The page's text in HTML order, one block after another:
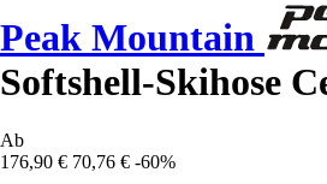
Peak Mountain
Softshell-Skihose
Ab
176,90 € 70,76 € -60%